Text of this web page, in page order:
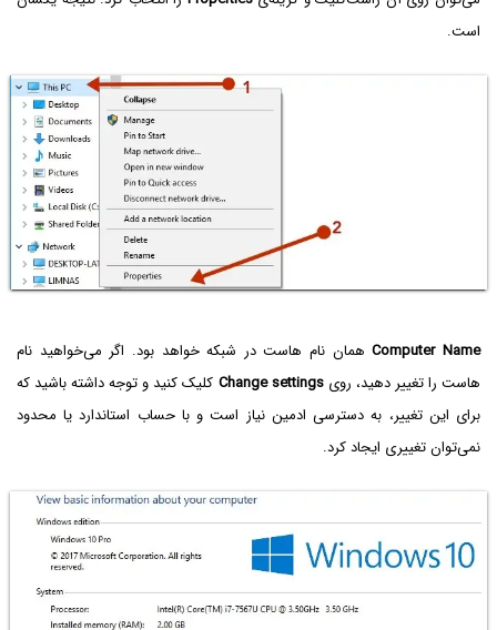
است.
Computer Nameهمان نام هاست در شبکه خواهد بود. اگر می‌خواهید نام
هاست را تغییر دهید، رویChange settings کلیک کنید و توجه داشته باشید که
برای این تغییر، به دسترسی ادمین نیاز است و با حساب استاندارد یا محدود
نمی‌توان تغییری ایجاد کرد.